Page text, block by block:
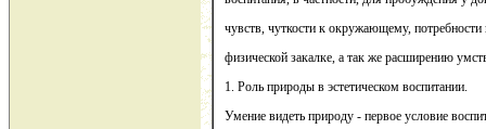
чувств, чуткости к окружающему, потребности
физической закалке, а так же расширению
1. Роль природы в эстетическом воспитании.
Умение видеть природу - первое условие